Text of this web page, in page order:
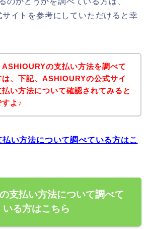
イトを参考にしていただけると幸
ASHIOURYの支払い方法を調べて
は、下記、ASHIOURYの公式サイ
払い方法について確認されてみると
よ♪
い方法について調べている方はこ
支払い方法について調べて
いる方はこちら